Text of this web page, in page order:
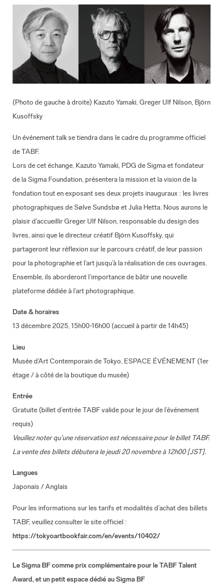
(Photo de gauche à droite) Kazuto Yamaki, Greger Ulf Nilson, Björn
Kusoffsky
Un événement talk se tiendra dans le cadre du programme officiel
de TABF.
Lors de cet échange, Kazuto Yamaki, PDG de Sigma et fondateur
de la Sigma Foundation, présentera la mission et la vision de la
fondation tout en exposant ses deux projets inauguraux : les livres
photographiques de Sølve Sundsbø et Julia Hetta. Nous aurons le
plaisir d’accueillir Greger Ulf Nilson, responsable du design des
livres, ainsi que le directeur créatif Björn Kusoffsky, qui
partageront leur réflexion sur le parcours créatif, de leur passion
pour la photographie et l’art jusqu’à la réalisation de ces ouvrages.
Ensemble, ils aborderont l’importance de bâtir une nouvelle
plateforme dédiée à l’art photographique.
Date & horaires
13 décembre 2025, 15h00-16h00 (accueil à partir de 14h45)
Lieu
Musée d’Art Contemporain de Tokyo, ESPACE ÉVÉNEMENT (1er
étage / à côté de la boutique du musée)
Entrée
Gratuite (billet d’entrée TABF valide pour le jour de l’événement
requis)
Veuillez noter qu’une réservation est nécessaire pour le billet TABF.
La vente des billets débutera le jeudi 20 novembre à 12h00 [JST].
Langues
Japonais / Anglais
Pour les informations sur les tarifs et modalités d’achat des billets
TABF, veuillez consulter le site officiel :
https://tokyoartbookfair.com/en/events/10402/
Le Sigma BF comme prix complémentaire pour le TABF Talent
Award, et un petit espace dédié au Sigma BF